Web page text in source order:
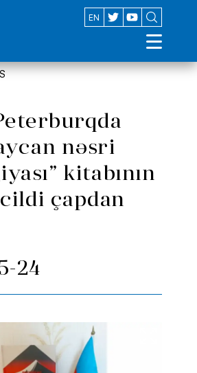
EN
AZ
nəsri
kitabının
çapdan
24